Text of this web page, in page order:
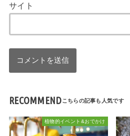
サイト
RECOMMEND
植物的イベント&おでかけ